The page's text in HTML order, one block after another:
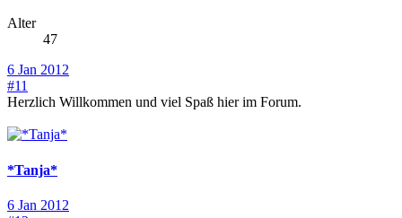
Alter
47
6 Jan 2012
#11
Herzlich Willkommen und viel Spaß hier im Forum.
*Tanja*
6 Jan 2012